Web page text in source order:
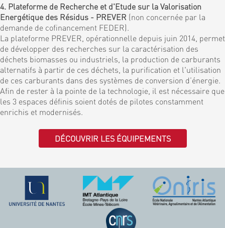
4. Plateforme de Recherche et d'Etude sur la Valorisation
Energétique des Résidus - PREVER (non concernée par la
demande de cofinancement FEDER).
La plateforme PREVER, opérationnelle depuis juin 2014, permet
de développer des recherches sur la caractérisation des
déchets biomasses ou industriels, la production de carburants
alternatifs à partir de ces déchets, la purification et l'utilisation
de ces carburants dans des systèmes de conversion d’énergie.
Afin de rester à la pointe de la technologie, il est nécessaire que
les 3 espaces définis soient dotés de pilotes constamment
enrichis et modernisés.
DÉCOUVRIR LES ÉQUIPEMENTS